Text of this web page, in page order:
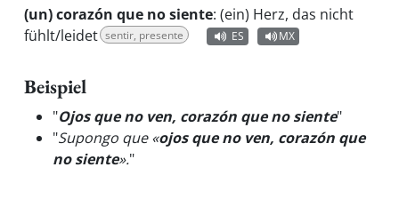
(un) corazón que no siente: (ein) Herz, das nicht
fühlt/leidet sentir, presente ES MX
Beispiel
"Ojos que no ven, corazón que no siente"
"Supongo que «ojos que no ven, corazón que
no siente»."